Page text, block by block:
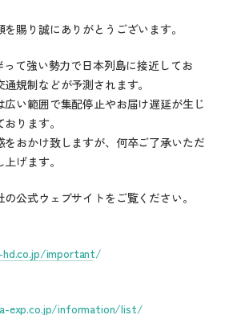
賜り誠にありがとうございます。
って強い勢力で日本列島に接近してお
規制などが予測されます。
い範囲で集配停止やお届け遅延が生じ
ります。
をおかけ致しますが、何卒ご了承いただ
げます。
公式ウェブサイトをご覧ください。
important/
exp.co.jp/information/list/